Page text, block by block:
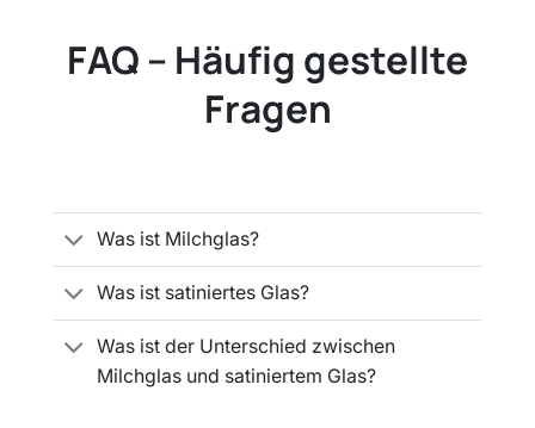
FAQ – Häufig gestellte
Fragen
Was ist Milchglas?
Was ist satiniertes Glas?
Was ist der Unterschied zwischen
Milchglas und satiniertem Glas?